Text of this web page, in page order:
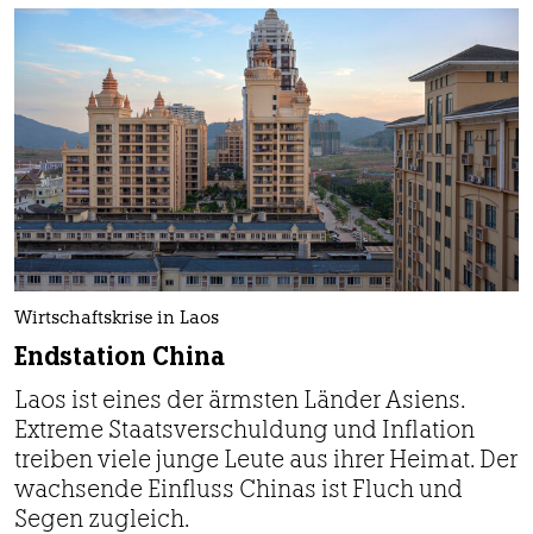
öko
gesellschaft
kultur
sport
berlin
nord
wahrheit
verlag
verlag
Wirtschaftskrise in Laos
Endstation China
Laos ist eines der ärmsten Länder Asiens.
Extreme Staatsverschuldung und Inflation
treiben viele junge Leute aus ihrer Heimat. Der
wachsende Einfluss Chinas ist Fluch und
Segen zugleich.